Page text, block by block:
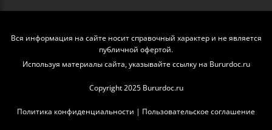
Вся информация на сайте носит справочный характер и не является
публичной офертой.
Используя материалы сайта, указывайте ссылку на Bururdoc.ru
Copyright 2025 Bururdoc.ru
Политика конфиденциальности | Пользовательское соглашение